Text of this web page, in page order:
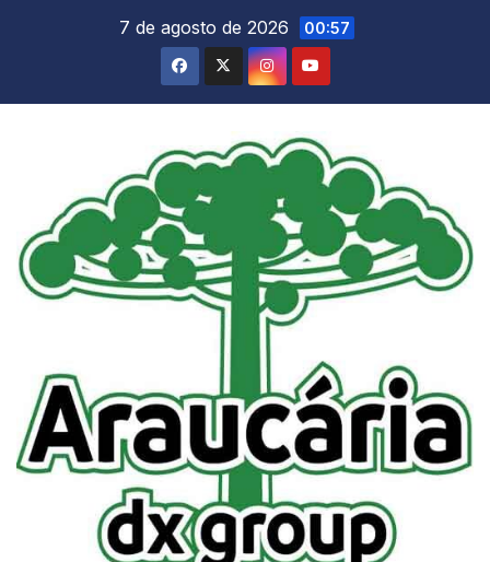
7 de agosto de 2026 00:57